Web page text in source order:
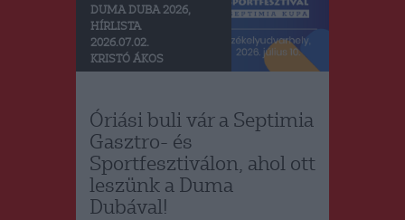
DUMA DUBA 2026,
HÍRLISTA
2026.07.02.
KRISTÓ ÁKOS
Óriási buli vár a Septimia
Gasztro- és
Sportfesztiválon, ahol ott
leszünk a Duma
Dubával!